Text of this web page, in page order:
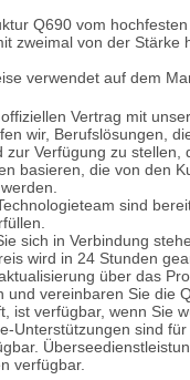
Q690 vom
zweimal von der Stärke
verwendet auf dem
Vertrag mit
wir, Berufslösungen,
zur Verfügung zu stellen,
basieren, die von den
sind
sich in Verbindung
wird in 24 Stunden
über das
und vereinbaren Sie die
ist verfügbar, wenn Sie
Unterstützungen sind
verfügbar.